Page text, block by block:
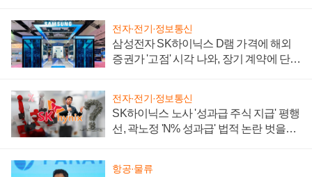
전자·전기·정보통신
삼성전자 SK하이닉스 D램 가격에 해외
증권가 '고점' 시각 나와, 장기 계약에 단점
전자·전기·정보통신
SK하이닉스 노사 '성과급 주식 지급' 평행
선, 곽노정 'N% 성과급' 법적 논란 벗을지
항공·물류